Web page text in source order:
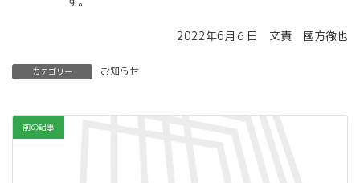
2022年6月６日 文責 國方徹也
カテゴリー お知らせ
前の記事